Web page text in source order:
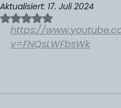
Aktualisiert: 17. Juli 2024
Mit NaN von 5 Sternen
https://
v=FNQsLWFbsWk